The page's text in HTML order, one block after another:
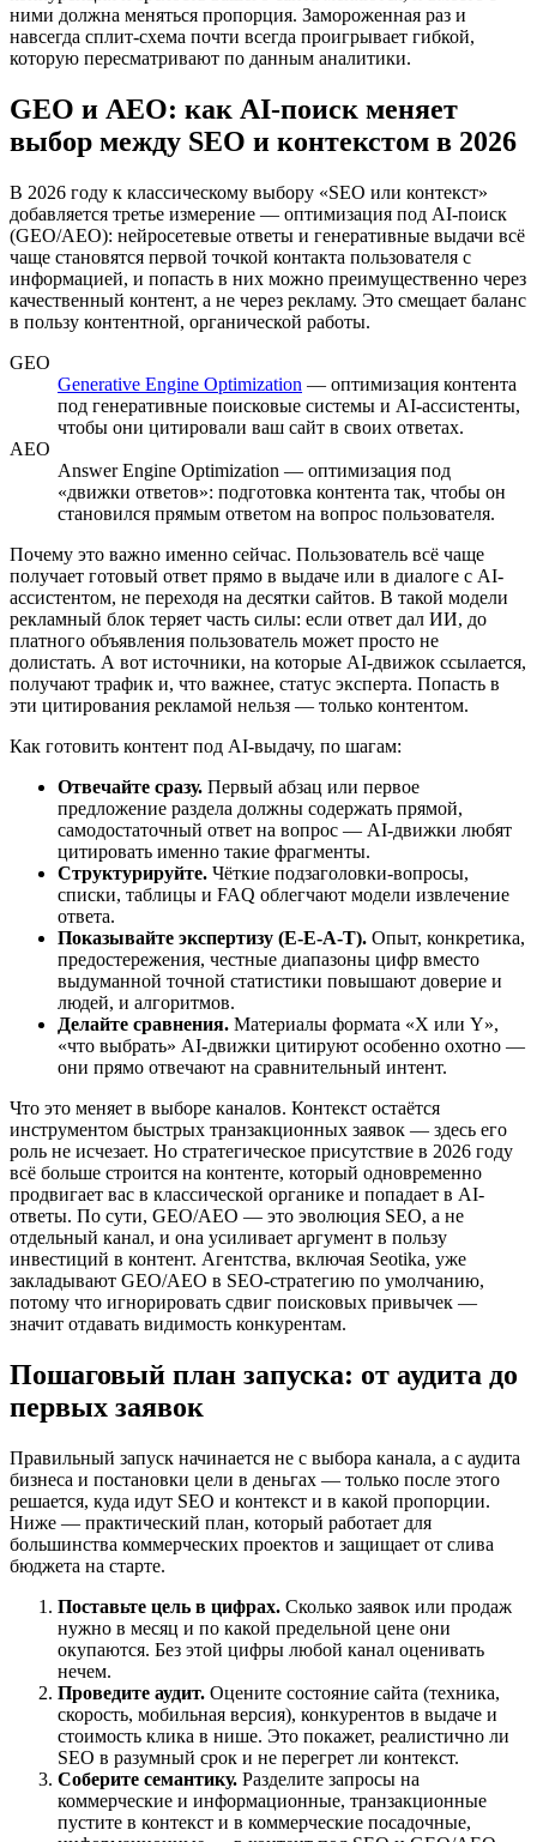
ними должна меняться пропорция. Замороженная раз и
навсегда сплит-схема почти всегда проигрывает гибкой,
которую пересматривают по данным аналитики.
GEO и AEO: как AI-поиск меняет
выбор между SEO и контекстом в 2026
В 2026 году к классическому выбору «SEO или контекст»
добавляется третье измерение — оптимизация под AI-поиск
(GEO/AEO): нейросетевые ответы и генеративные выдачи всё
чаще становятся первой точкой контакта пользователя с
информацией, и попасть в них можно преимущественно через
качественный контент, а не через рекламу. Это смещает баланс
в пользу контентной, органической работы.
GEO
Generative Engine Optimization — оптимизация контента
под генеративные поисковые системы и AI-ассистенты,
чтобы они цитировали ваш сайт в своих ответах.
AEO
Answer Engine Optimization — оптимизация под
«движки ответов»: подготовка контента так, чтобы он
становился прямым ответом на вопрос пользователя.
Почему это важно именно сейчас. Пользователь всё чаще
получает готовый ответ прямо в выдаче или в диалоге с AI-
ассистентом, не переходя на десятки сайтов. В такой модели
рекламный блок теряет часть силы: если ответ дал ИИ, до
платного объявления пользователь может просто не
долистать. А вот источники, на которые AI-движок ссылается,
получают трафик и, что важнее, статус эксперта. Попасть в
эти цитирования рекламой нельзя — только контентом.
Как готовить контент под AI-выдачу, по шагам:
Отвечайте сразу. Первый абзац или первое
предложение раздела должны содержать прямой,
самодостаточный ответ на вопрос — AI-движки любят
цитировать именно такие фрагменты.
Структурируйте. Чёткие подзаголовки-вопросы,
списки, таблицы и FAQ облегчают модели извлечение
ответа.
Показывайте экспертизу (E-E-A-T). Опыт, конкретика,
предостережения, честные диапазоны цифр вместо
выдуманной точной статистики повышают доверие и
людей, и алгоритмов.
Делайте сравнения. Материалы формата «X или Y»,
«что выбрать» AI-движки цитируют особенно охотно —
они прямо отвечают на сравнительный интент.
Что это меняет в выборе каналов. Контекст остаётся
инструментом быстрых транзакционных заявок — здесь его
роль не исчезает. Но стратегическое присутствие в 2026 году
всё больше строится на контенте, который одновременно
продвигает вас в классической органике и попадает в AI-
ответы. По сути, GEO/AEO — это эволюция SEO, а не
отдельный канал, и она усиливает аргумент в пользу
инвестиций в контент. Агентства, включая Seotika, уже
закладывают GEO/AEO в SEO-стратегию по умолчанию,
потому что игнорировать сдвиг поисковых привычек —
значит отдавать видимость конкурентам.
Пошаговый план запуска: от аудита до
первых заявок
Правильный запуск начинается не с выбора канала, а с аудита
бизнеса и постановки цели в деньгах — только после этого
решается, куда идут SEO и контекст и в какой пропорции.
Ниже — практический план, который работает для
большинства коммерческих проектов и защищает от слива
бюджета на старте.
Поставьте цель в цифрах. Сколько заявок или продаж
нужно в месяц и по какой предельной цене они
окупаются. Без этой цифры любой канал оценивать
нечем.
Проведите аудит. Оцените состояние сайта (техника,
скорость, мобильная версия), конкурентов в выдаче и
стоимость клика в нише. Это покажет, реалистично ли
SEO в разумный срок и не перегрет ли контекст.
Соберите семантику. Разделите запросы на
коммерческие и информационные, транзакционные
пустите в контекст и в коммерческие посадочные,